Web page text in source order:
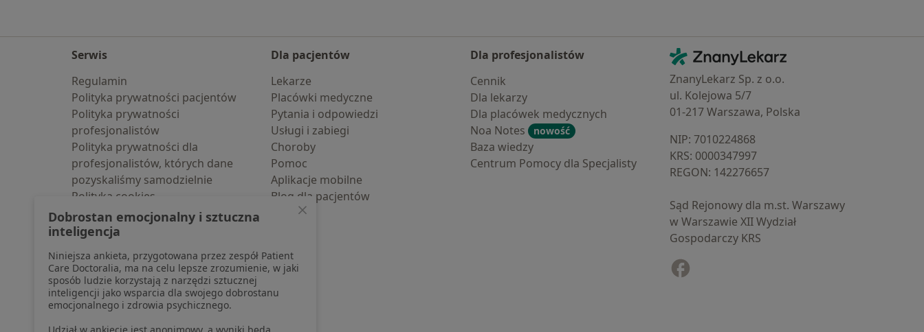
Serwis
Regulamin
Polityka prywatności pacjentów
Polityka prywatności
profesjonalistów
Polityka prywatności dla
profesjonalistów, których dane
pozyskaliśmy samodzielnie
Polityka cookies
Edytuj ustawienia
Jak działają wyniki wyszukiwania
O nas
Praca Rekrutujemy!
Partnerzy
Centrum prasowe
Kontakt
Dla pacjentów
Lekarze
Placówki medyczne
Pytania i odpowiedzi
Usługi i zabiegi
Choroby
Pomoc
Aplikacje mobilne
Blog dla pacjentów
Dla profesjonalistów
Cennik
Dla lekarzy
Dla placówek medycznych
Noa Notes
nowość
Baza wiedzy
Centrum Pomocy dla Specjalisty
Kontakt
ZnanyLekarz - Strona główna
ZnanyLekarz Sp. z o.o.
ul. Kolejowa 5/7
01-217 Warszawa, Polska
NIP: ⁠7010224868
KRS: ⁠0000347997
REGON: ⁠142276657
Sąd Rejonowy dla m.st. Warszawy
w Warszawie XII Wydział
Gospodarczy KRS
Dobrostan emocjonalny i sztuczna
inteligencja
Niniejsza ankieta, przygotowana przez zespół Patient
Care Doctoralia, ma na celu lepsze zrozumienie, w jaki
sposób ludzie korzystają z narzędzi sztucznej
inteligencji jako wsparcia dla swojego dobrostanu
emocjonalnego i zdrowia psychicznego.